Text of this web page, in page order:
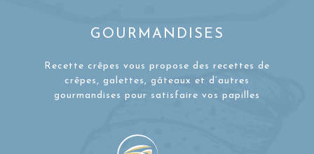
GOURMANDISES
Recette crêpes vous propose des recettes de
crêpes, galettes, gâteaux et d’autres
gourmandises pour satisfaire vos papilles